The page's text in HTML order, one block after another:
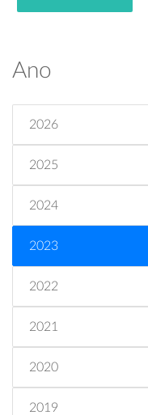
Ano
2026
2025
2024
2023
2022
2021
2020
2019